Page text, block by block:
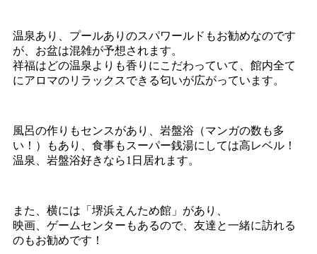
温泉あり、プールありのスパワールドもお勧めなのです
が、お盆は混雑が予想されます。
祥福はどの温泉よりも香りにこだわっていて、館内全て
にアロマのリラックスできる匂いが広がっています。
風呂の作りもセンスがあり、岩盤浴（マンガの数も多
い！）もあり、食事もスーパー銭湯にしては高レベル！
温泉、岩盤浴好きなら1日居れます。
また、横には「堺浜えんため館」があり、
映画、ゲームセンターもあるので、友達と一緒に訪れる
のもお勧めです！